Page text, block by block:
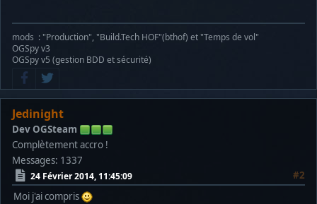
mods : "Production", "Build.Tech HOF"(bthof) et "Temps de vol"
OGSpy v3
OGSpy v5 (gestion BDD et sécurité)
Jedinight
Dev OGSteam
Complètement accro !
Messages: 1337
24 Février 2014, 11:45:09
#2
Moi j'ai compris